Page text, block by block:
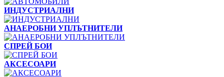
ИНДУСТРИАЛНИ
АНАЕРОБНИ УПЛЪТНИТЕЛИ
СПРЕЙ БОИ
АКСЕСОАРИ